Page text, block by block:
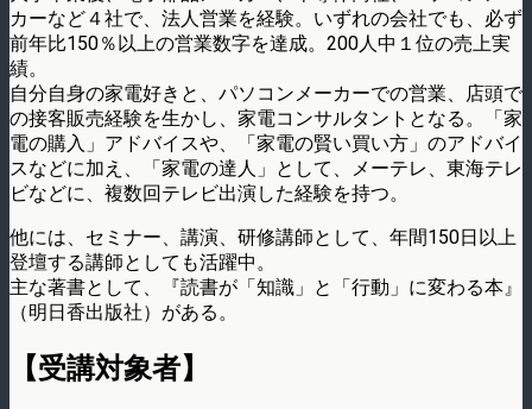
カーなど４社で、法人営業を経験。いずれの会社でも、必ず
前年比150％以上の営業数字を達成。200人中１位の売上実
績。
自分自身の家電好きと、パソコンメーカーでの営業、店頭で
の接客販売経験を生かし、家電コンサルタントとなる。「家
電の購入」アドバイスや、「家電の賢い買い方」のアドバイ
スなどに加え、「家電の達人」として、メーテレ、東海テレ
ビなどに、複数回テレビ出演した経験を持つ。
他には、セミナー、講演、研修講師として、年間150日以上
登壇する講師としても活躍中。
主な著書として、『読書が「知識」と「行動」に変わる本』
（明日香出版社）がある。
【受講対象者】